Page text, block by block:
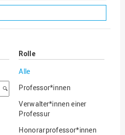
Rolle
Alle
Professor*innen
Verwalter*innen einer
Professur
Honorarprofessor*innen